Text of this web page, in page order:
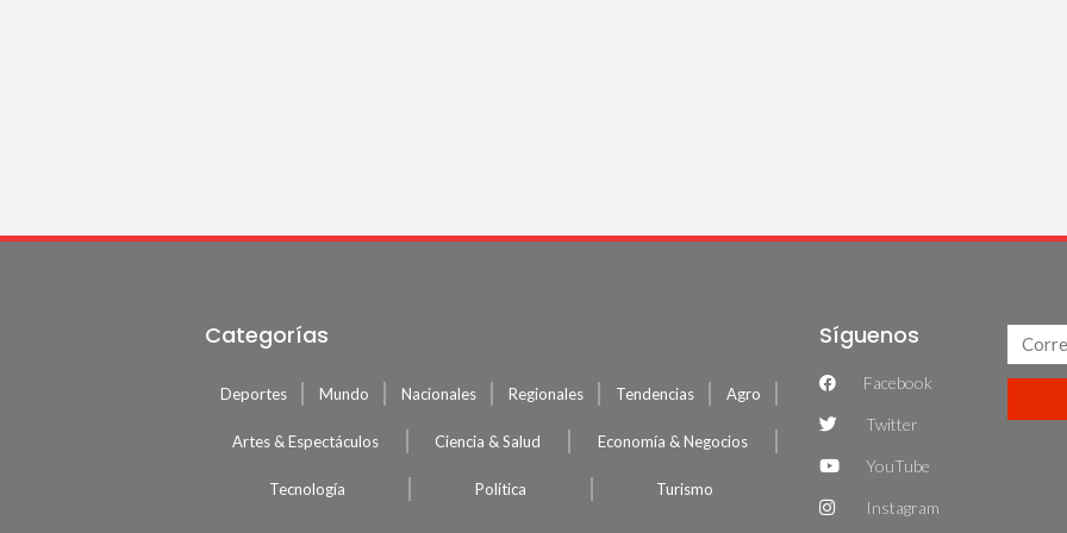
Categorías
Deportes Mundo Nacionales Regionales Tendencias Agro
Artes & Espectáculos Ciencia & Salud Economía & Negocios
Tecnología Política Turismo
Síguenos
Facebook
Twitter
YouTube
Instagram